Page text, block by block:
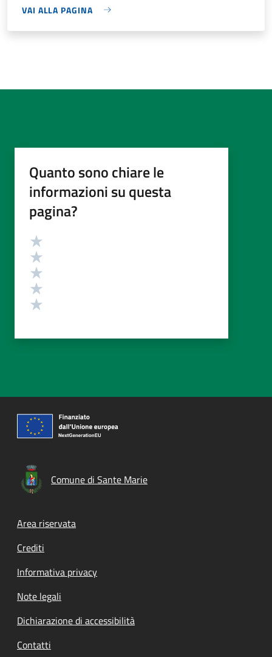
VAI ALLA PAGINA
Quanto sono chiare le
informazioni su questa
pagina?
Valutazione
Comune di Sante Marie
Footer menu
Area riservata
Crediti
Informativa privacy
Note legali
Dichiarazione di accessibilità
Contatti